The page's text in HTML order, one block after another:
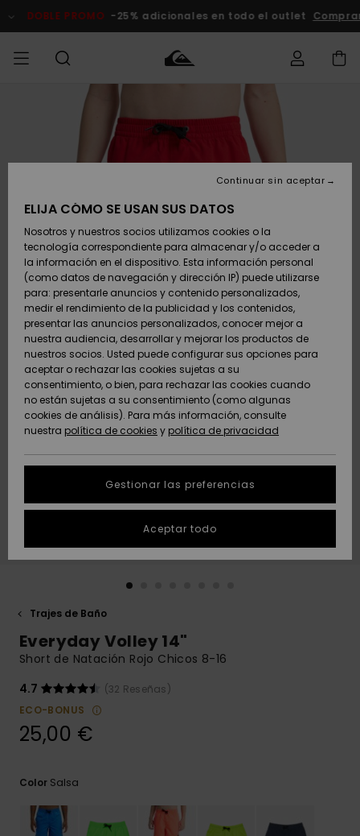
del
DOBLE PROMO -25% adicionales en todo el outlet
Zapatos y
chanclas
Surf
Snow
Novedades
Destacados
Zapatos y
chanclas
Surf
Snow
Novedades
Destacados
Destacados
Snow
SURF
Hombre
Highlights
Comunidad
SNOW
Snow
Hombre
Snow Niños
Tienda
Snow Mujer
Destacados
Comunidad
DOBLE
PROMO
Hombre
Outlet
Mujer
AYUDA &
CONTACTO
pedido
Envio
Devoluciones
Pago
Tarjeta de
regalo
Quiksilver
Freedom
Protección de
datos
personales
Inicia una
conversación
conversación
Encuentra
respuestas a
las preguntas
Consultar
las FAQ
SOSTENIBILIDAD
Trajes de Baño
Everyday Volley 14"
Short de Natación Rojo Chicos 8-16
4.7
(32 Reseñas)
ECO-BONUS
25,00 €
Color Salsa
ELIJA CÓMO SE USAN SUS DATOS
Nosotros y nuestros socios utilizamos cookies o la
tecnología correspondiente para almacenar y/o acceder a
la información en el dispositivo. Esta información personal
(como datos de navegación y dirección IP) puede utilizarse
para: presentarle anuncios y contenido personalizados,
medir el rendimiento de la publicidad y los contenidos,
presentar las anuncios personalizados, conocer mejor a
nuestra audiencia, desarrollar y mejorar los productos de
nuestros socios. Usted puede configurar sus opciones para
aceptar o rechazar las cookies sujetas a su
consentimiento, o bien, para rechazar las cookies cuando
no están sujetas a su consentimiento (como algunas
cookies de análisis). Para más información, consulte
nuestra política de cookies y política de privacidad
Gestionar las preferencias
Continuar sin aceptar
Aceptar todo